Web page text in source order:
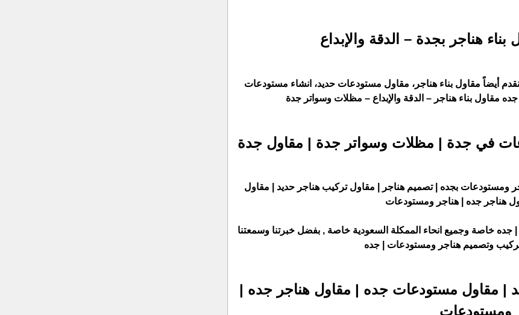
هناجر بجدة – الدقة والإبداع
أيضاً مقاول بناء هناجر، مقاول مستودعات حديد، انشاء مستودعات
مقاول بناء هناجر – الدقة والإبداع – مظلات وسواتر جدة
في جدة | مظلات وسواتر جدة | مقاول جدة
ومستودعات بجده | تصميم هناجر | مقاول تركيب هناجر حديد | مقاول
هناجر جده | هناجر ومستودعات
جده خاصة وجميع انحاء الممكلة السعودية خاصة , بفضل خبرتنا وسمعتنا
وتصميم هناجر ومستودعات | جده
| مقاول مستودعات جده | مقاول هناجر جده |
ومستودعات